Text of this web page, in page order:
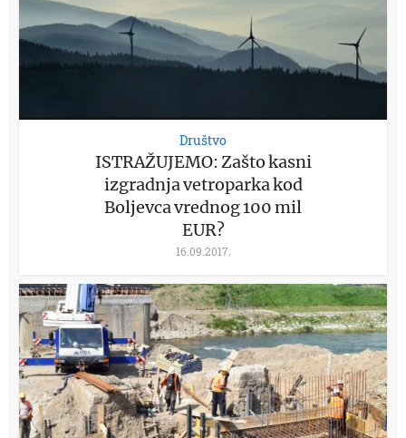
Društvo
ISTRAŽUJEMO: Zašto kasni
izgradnja vetroparka kod
Boljevca vrednog 100 mil
EUR?
16.09.2017.